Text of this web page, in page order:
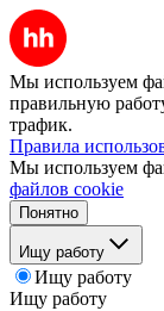
Мы используем
правильную
трафик.
Правила
Мы используем
файлов cookie
Понятно
Ищу работу
Ищу работу
Ищу работу